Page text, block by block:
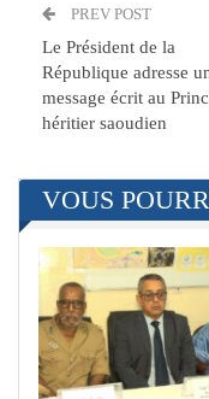
PREV POST
Le Président de la
République adresse
message écrit au
héritier saoudien
VOUS